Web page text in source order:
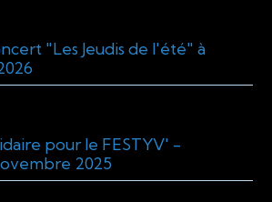
"Les Jeudis de l'été" à
pour le FESTYV' -
2025